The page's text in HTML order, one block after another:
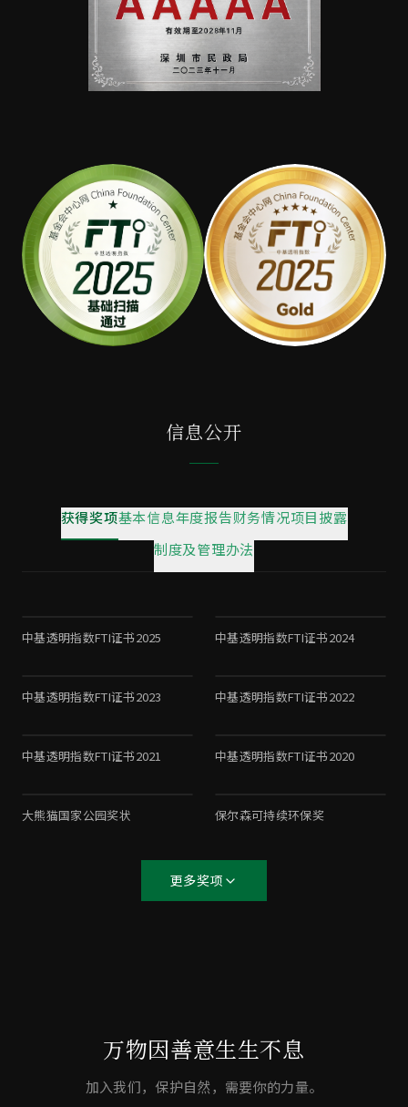
信息公开
获得奖项基本信息年度报告财务情况项目披露
制度及管理办法
中基透明指数FTI证书2025 中基透明指数FTI证书2024
中基透明指数FTI证书2023 中基透明指数FTI证书2022
中基透明指数FTI证书2021 中基透明指数FTI证书2020
大熊猫国家公园奖状 保尔森可持续环保奖
更多奖项
万物因善意生生不息
加入我们，保护自然，需要你的力量。